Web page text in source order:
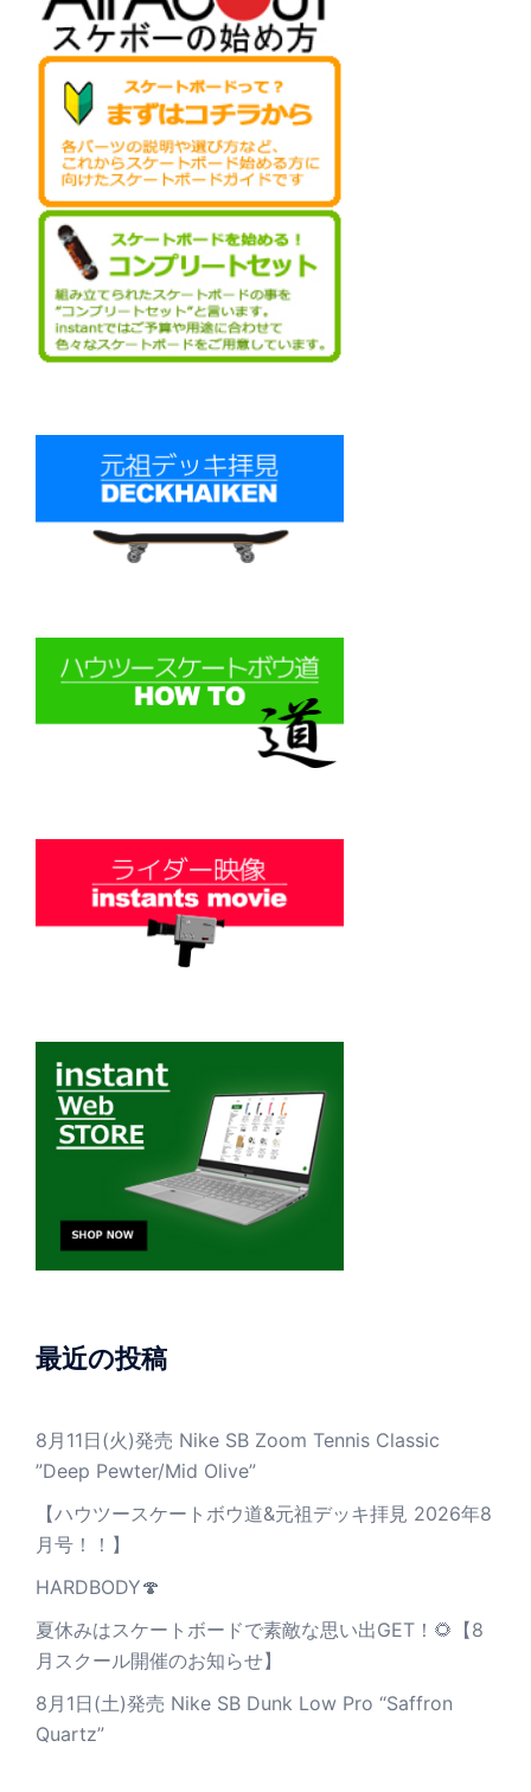
最近の投稿
8月11日(火)発売 Nike SB Zoom Tennis Classic
”Deep Pewter/Mid Olive”
【ハウツースケートボウ道&元祖デッキ拝見 2026年8
月号！！】
HARDBODY🍄
夏休みはスケートボードで素敵な思い出GET！🌻【8
月スクール開催のお知らせ】
8月1日(土)発売 Nike SB Dunk Low Pro “Saffron
Quartz”